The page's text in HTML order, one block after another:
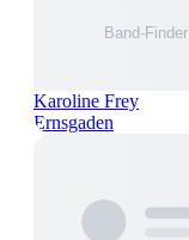
Karoline Frey
Ernsgaden